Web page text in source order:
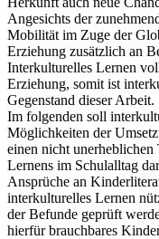
Angesichts der
Mobilität im Zuge der
Erziehung zusätzlich an
Interkulturelles Lernen
Erziehung, somit ist
Gegenstand dieser Arbeit.
Im folgenden soll
Möglichkeiten der
einen nicht
Lernens im Schulalltag
Ansprüche an
interkulturelles Lernen
der Befunde geprüft
hierfür brauchbares